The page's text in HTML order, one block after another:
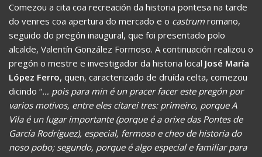
Comezou a cita coa recreación da historia pontesa na tarde
do venres coa apertura do mercado e o castrum romano,
seguido do pregón inaugural, que foi presentado polo
alcalde, Valentín González Formoso. A continuación realizou o
pregón o mestre e investigador da historia local José María
López Ferro, quen, caracterizado de druída celta, comezou
dicindo “… pois para min é un pracer facer este pregón por
varios motivos, entre eles citarei tres: primeiro, porque A
Vila é un lugar importante (porque é a orixe das Pontes de
García Rodríguez), especial, fermoso e cheo de historia do
noso pobo; segundo, porque é algo especial e familiar para